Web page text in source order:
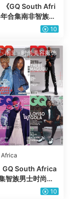
《GQ South Afri
合集南非智族男
服饰时装穿搭PDF
10
·南非· 时尚美容服饰
GQ South Africa
智族男士时尚服
高清PDF杂志（6
10